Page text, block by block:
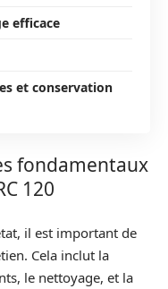
efficace
et conservation
fondamentaux
120
il est important de
Cela inclut la
le nettoyage, et la